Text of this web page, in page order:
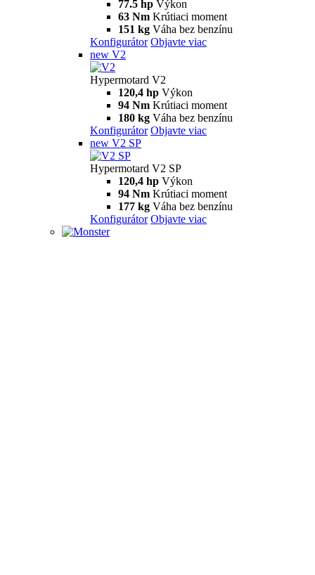
77.5 hp Výkon
63 Nm Krútiaci moment
151 kg Váha bez benzínu
Konfigurátor Objavte viac
new V2
Hypermotard V2
120,4 hp Výkon
94 Nm Krútiaci moment
180 kg Váha bez benzínu
Konfigurátor Objavte viac
new V2 SP
Hypermotard V2 SP
120,4 hp Výkon
94 Nm Krútiaci moment
177 kg Váha bez benzínu
Konfigurátor Objavte viac